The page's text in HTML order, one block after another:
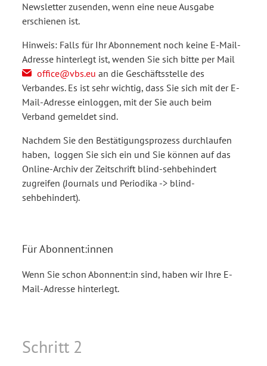
Newsletter zusenden, wenn eine neue Ausgabe
erschienen ist.
Hinweis: Falls für Ihr Abonnement noch keine E-Mail-
Adresse hinterlegt ist, wenden Sie sich bitte per Mail
office@vbs.eu an die Geschäftsstelle des
Verbandes. Es ist sehr wichtig, dass Sie sich mit der E-
Mail-Adresse einloggen, mit der Sie auch beim
Verband gemeldet sind.
Nachdem Sie den Bestätigungsprozess durchlaufen
haben, loggen Sie sich ein und Sie können auf das
Online-Archiv der Zeitschrift blind-sehbehindert
zugreifen (Journals und Periodika -> blind-
sehbehindert).
Für Abonnent:innen
Wenn Sie schon Abonnent:in sind, haben wir Ihre E-
Mail-Adresse hinterlegt.
Schritt 2